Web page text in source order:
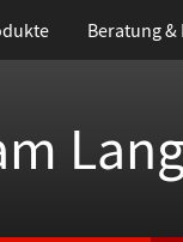
Beratung &